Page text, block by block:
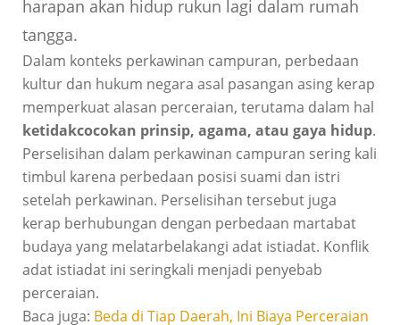
harapan akan hidup rukun lagi dalam rumah
tangga.
Dalam konteks perkawinan campuran, perbedaan
kultur dan hukum negara asal pasangan asing kerap
memperkuat alasan perceraian, terutama dalam hal
ketidakcocokan prinsip, agama, atau gaya hidup.
Perselisihan dalam perkawinan campuran sering kali
timbul karena perbedaan posisi suami dan istri
setelah perkawinan. Perselisihan tersebut juga
kerap berhubungan dengan perbedaan martabat
budaya yang melatarbelakangi adat istiadat. Konflik
adat istiadat ini seringkali menjadi penyebab
perceraian.
Baca juga: Beda di Tiap Daerah, Ini Biaya Perceraian